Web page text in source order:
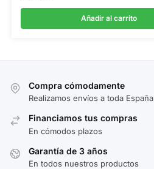
Añadir al carrito
Compra cómodamente
Realizamos envíos a toda España
Financiamos tus compras
En cómodos plazos
Garantía de 3 años
En todos nuestros productos